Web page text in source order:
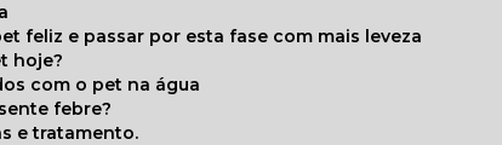
feliz e passar por esta fase com mais leveza
hoje?
com o pet na água
febre?
e tratamento.